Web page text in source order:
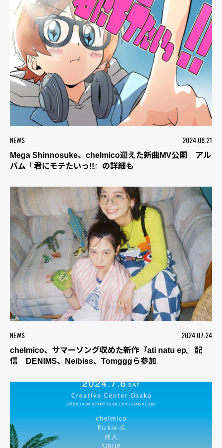
NEWS 2024.08.21
Mega Shinnosuke、chelmico迎えた新曲MV公開 アル
バム『君にモテたいっ!!』の詳細も
NEWS 2024.07.24
chelmico、サマーソング収めた新作『ati natu ep』配
信 DENIMS、Neibiss、Tomgggら参加